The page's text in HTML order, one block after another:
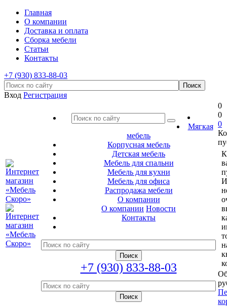
Главная
О компании
Доставка и оплата
Сборка мебели
Статьи
Контакты
+7 (930) 833-88-03
Вход Регистрация
Мягкая
мебель
Корпусная мебель
Детская мебель
Мебель для спальни
Мебель для кухни
Мебель для офиса
Распродажа мебели
О компании
О компании Новости
Контакты
+7 (930) 833-88-03
0
0
0